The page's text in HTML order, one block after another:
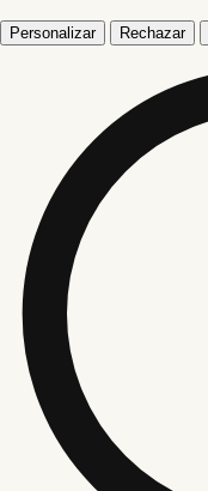
Personalizar Rechazar